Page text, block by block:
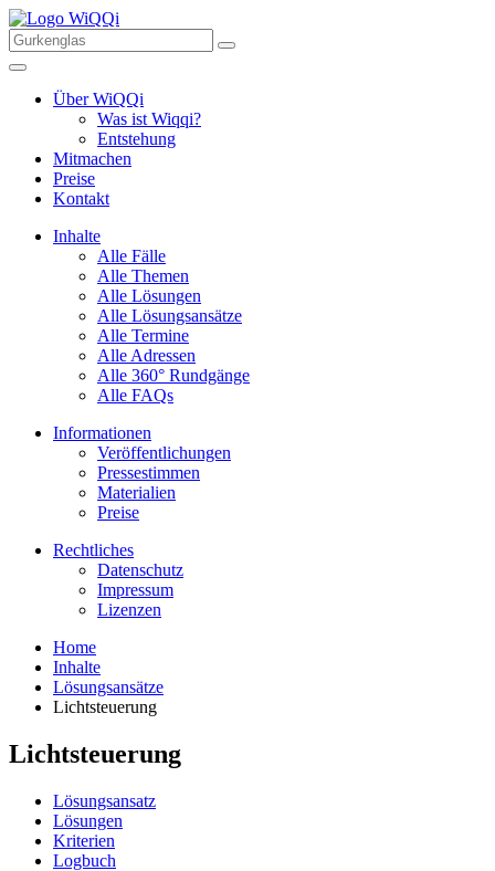
Über WiQQi
Was ist Wiqqi?
Entstehung
Mitmachen
Preise
Kontakt
Inhalte
Alle Fälle
Alle Themen
Alle Lösungen
Alle Lösungsansätze
Alle Termine
Alle Adressen
Alle 360° Rundgänge
Alle FAQs
Informationen
Veröffentlichungen
Pressestimmen
Materialien
Preise
Rechtliches
Datenschutz
Impressum
Lizenzen
Home
Inhalte
Lösungsansätze
Lichtsteuerung
Lichtsteuerung
Lösungsansatz
Lösungen
Kriterien
Logbuch